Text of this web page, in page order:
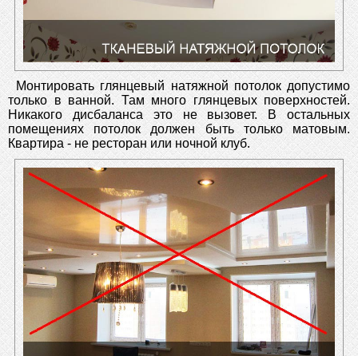
Монтировать глянцевый натяжной потолок допустимо
только в ванной. Там много глянцевых поверхностей.
Никакого дисбаланса это не вызовет. В остальных
помещениях потолок должен быть только матовым.
Квартира - не ресторан или ночной клуб.